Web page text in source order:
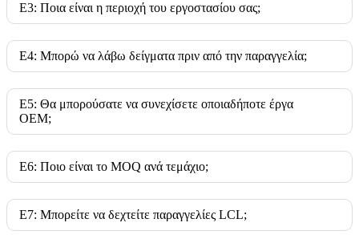
Ε3: Ποια είναι η περιοχή του εργοστασίου σας;
Ε4: Μπορώ να λάβω δείγματα πριν από την παραγγελία;
Ε5: Θα μπορούσατε να συνεχίσετε οποιαδήποτε έργα
OEM;
Ε6: Ποιο είναι το MOQ ανά τεμάχιο;
Ε7: Μπορείτε να δεχτείτε παραγγελίες LCL;